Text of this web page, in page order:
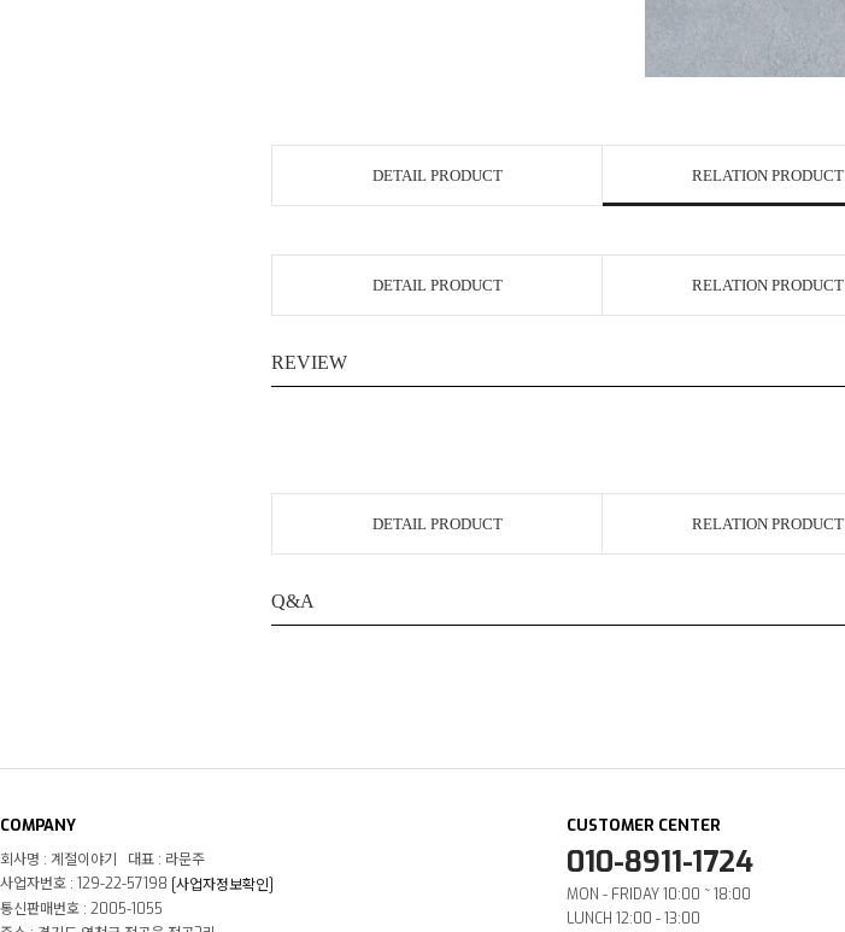
DETAIL PRODUCT RELATION PRODUCT
DETAIL PRODUCT RELATION PRODUCT
REVIEW
DETAIL PRODUCT RELATION PRODUCT
Q&A
COMPANY
회사명 : 계절이야기 대표 : 라문주
사업자번호 : 129-22-57198 [사업자정보확인]
통신판매번호 : 2005-1055
CUSTOMER CENTER
010-8911-1724
MON - FRIDAY 10:00 ~ 18:00
LUNCH 12:00 - 13:00